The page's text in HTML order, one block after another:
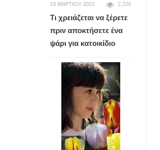
19 ΜΑΡΤΊΟΥ 2022 2,220
Τι χρειάζεται να ξέρετε
πριν αποκτήσετε ένα
ψάρι για κατοικίδιο